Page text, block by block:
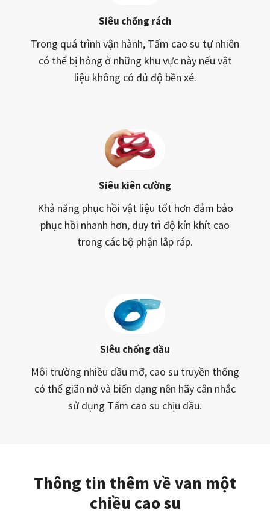
Siêu chống rách
Trong quá trình vận hành, Tấm cao su tự nhiên
có thể bị hỏng ở những khu vực này nếu vật
liệu không có đủ độ bền xé.
Siêu kiên cường
Khả năng phục hồi vật liệu tốt hơn đảm bảo
phục hồi nhanh hơn, duy trì độ kín khít cao
trong các bộ phận lắp ráp.
Siêu chống dầu
Môi trường nhiều dầu mỡ, cao su truyền thống
có thể giãn nở và biến dạng nên hãy cân nhắc
sử dụng Tấm cao su chịu dầu.
Thông tin thêm về van một
chiều cao su